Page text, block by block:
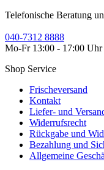
Telefonische Beratung
040-7312 8888
Mo-Fr 13:00 - 17:00 Uhr
Shop Service
Frischeversand
Kontakt
Liefer- und
Widerrufsrecht
Rückgabe und
Bezahlung und
Allgemeine